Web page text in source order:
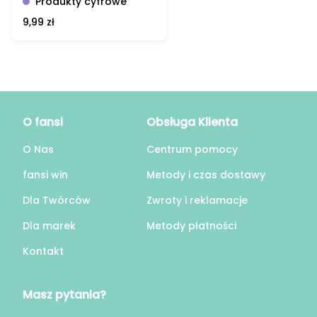
9,99 zł
O fansi
O Nas
fansi win
Dla Twórców
Dla marek
Kontakt
Obsługa Klienta
Centrum pomocy
Metody i czas dostawy
Zwroty i reklamacje
Metody płatności
Masz pytania?